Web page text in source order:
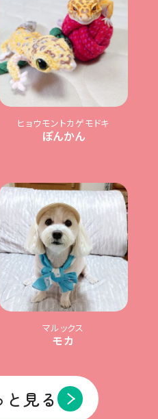
ヒョウモントカゲモドキ
ぽんかん
マルックス
モカ
と見る